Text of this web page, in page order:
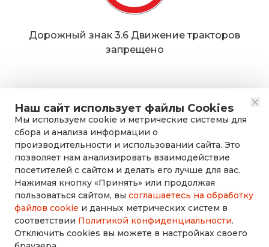
Наш сайт использует файлы Cookies
Мы используем cookie и метрические системы для
сбора и анализа информации о
производительности и использовании сайта. Это
позволяет нам анализировать взаимодействие
посетителей с сайтом и делать его лучше для вас.
Нажимая кнопку «Принять» или продолжая
пользоваться сайтом, вы соглашаетесь на обработку
файлов cookie и данных метрических систем в
соответствии Политикой конфиденциальности.
Отключить cookies вы можете в настройках своего
Дорожный знак 3.6 Движение тракторов
запрещено
rusdorznak@mail.ru
+7 (8452) 53-70-71